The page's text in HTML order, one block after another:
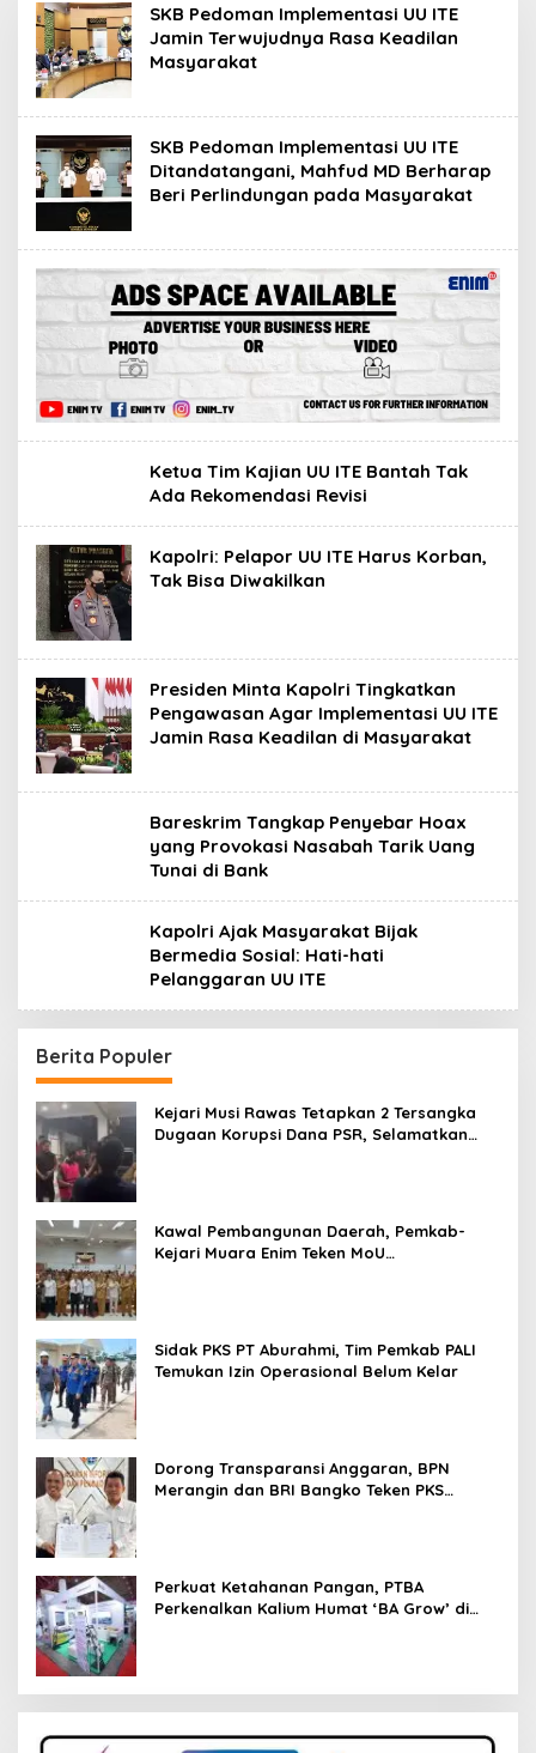
SKB Pedoman Implementasi UU ITE
Jamin Terwujudnya Rasa Keadilan
Masyarakat
SKB Pedoman Implementasi UU ITE
Ditandatangani, Mahfud MD Berharap
Beri Perlindungan pada Masyarakat
Ketua Tim Kajian UU ITE Bantah Tak
Ada Rekomendasi Revisi
Kapolri: Pelapor UU ITE Harus Korban,
Tak Bisa Diwakilkan
Presiden Minta Kapolri Tingkatkan
Pengawasan Agar Implementasi UU ITE
Jamin Rasa Keadilan di Masyarakat
Bareskrim Tangkap Penyebar Hoax
yang Provokasi Nasabah Tarik Uang
Tunai di Bank
Kapolri Ajak Masyarakat Bijak
Bermedia Sosial: Hati-hati
Pelanggaran UU ITE
Berita Populer
Kejari Musi Rawas Tetapkan 2 Tersangka
Dugaan Korupsi Dana PSR, Selamatkan
Kawal Pembangunan Daerah, Pemkab-
Kejari Muara Enim Teken MoU
Sidak PKS PT Aburahmi, Tim Pemkab PALI
Temukan Izin Operasional Belum Kelar
Dorong Transparansi Anggaran, BPN
Merangin dan BRI Bangko Teken PKS
Perkuat Ketahanan Pangan, PTBA
Perkenalkan Kalium Humat ‘BA Grow’ di